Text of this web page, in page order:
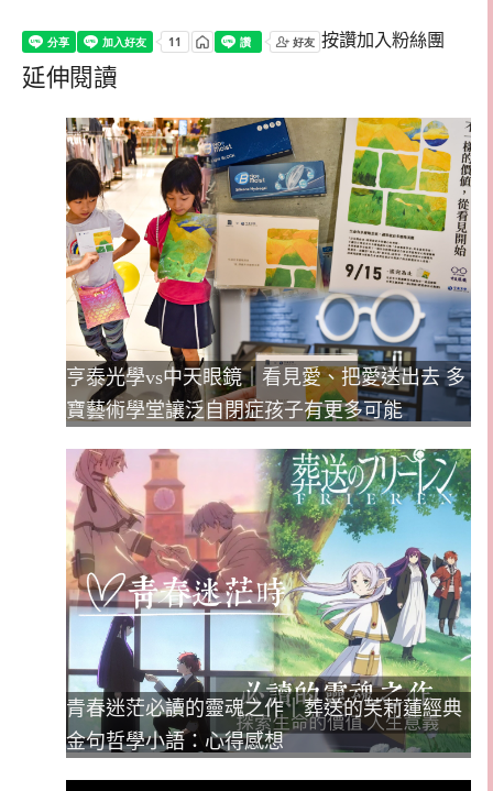
按讚加入粉絲團
延伸閱讀
亨泰光學vs中天眼鏡｜看見愛、把愛送出去 多
寶藝術學堂讓泛自閉症孩子有更多可能
青春迷茫必讀的靈魂之作｜葬送的芙莉蓮經典
金句哲學小語：心得感想